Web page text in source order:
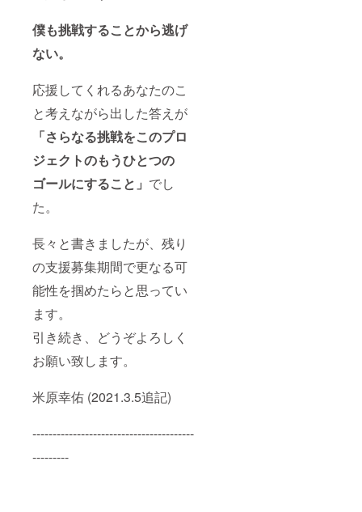
僕も挑戦することから逃げ
ない。
応援してくれるあなたのこ
と考えながら出した答えが
「さらなる挑戦をこのプロ
ジェクトのもうひとつの
ゴールにすること」 でし
た。
長々と書きましたが、残り
の支援募集期間で更なる可
能性を掴めたらと思ってい
ます。
引き続き、どうぞよろしく
お願い致します。
米原幸佑 (2021.3.5追記)
----------------------------------------
---------